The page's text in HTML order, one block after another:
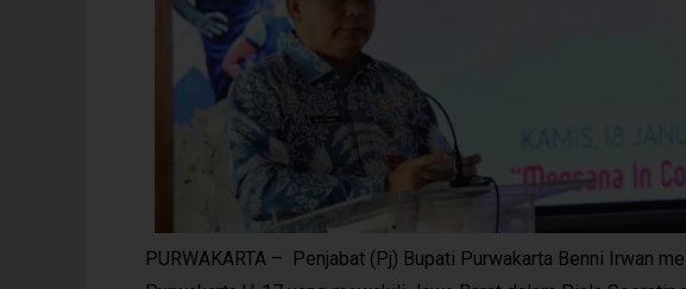
PURWAKARTA – Penjabat (Pj) Bupati Purwakarta Benni Irwan